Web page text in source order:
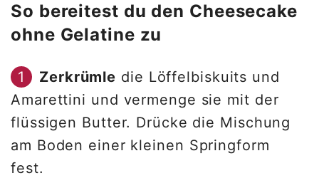
So bereitest du den Cheesecake
ohne Gelatine zu
Zerkrümle die Löffelbiskuits und
Amarettini und vermenge sie mit der
flüssigen Butter. Drücke die Mischung
am Boden einer kleinen Springform
fest.